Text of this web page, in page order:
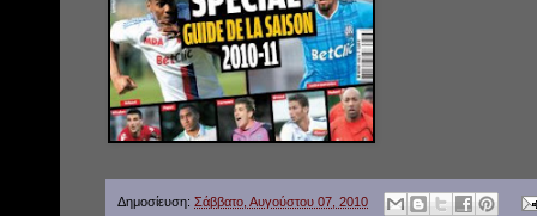
Δημοσίευση: Σάββατο, Αυγούστου 07, 2010